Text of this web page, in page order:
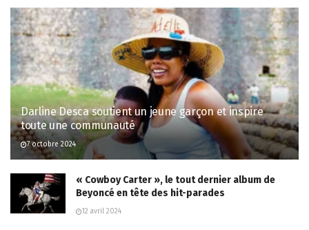
Darline Desca soutient un jeune garçon et inspire
toute une communauté
7 octobre 2024
« Cowboy Carter », le tout dernier album de
Beyoncé en tête des hit-parades
12 avril 2024